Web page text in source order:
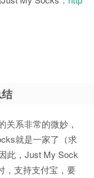
关系非常的微妙，
就是一家了（求
此，Just My Sock
，支持支付宝，要